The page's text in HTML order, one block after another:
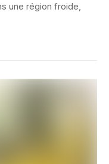
une région froide,